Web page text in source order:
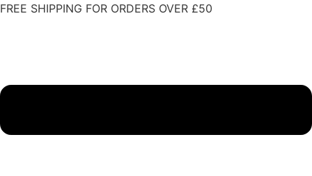
Skip
FREE SHIPPING FOR ORDERS OVER £50